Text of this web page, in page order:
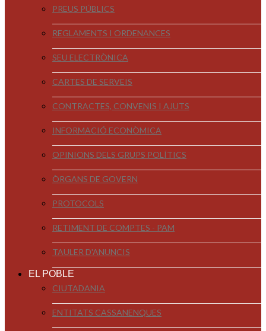
PREUS PÚBLICS
REGLAMENTS I ORDENANCES
SEU ELECTRÒNICA
CARTES DE SERVEIS
CONTRACTES, CONVENIS I AJUTS
INFORMACIÓ ECONÒMICA
OPINIONS DELS GRUPS POLÍTICS
ÒRGANS DE GOVERN
PROTOCOLS
RETIMENT DE COMPTES - PAM
TAULER D'ANUNCIS
EL POBLE
CIUTADANIA
ENTITATS CASSANENQUES